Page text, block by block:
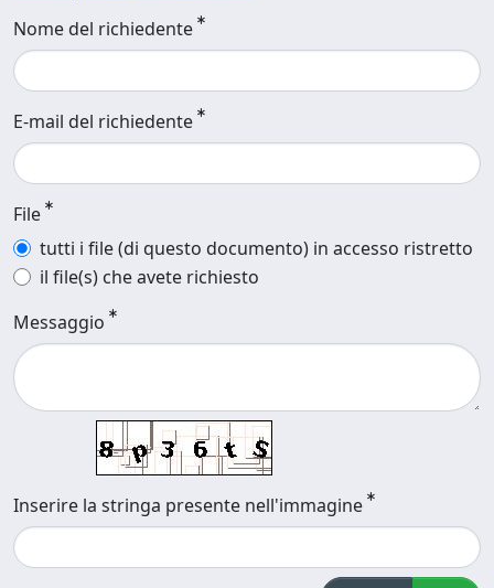
Nome del richiedente
E-mail del richiedente
File
tutti i file (di questo documento) in accesso ristretto
il file(s) che avete richiesto
Messaggio
Inserire la stringa presente nell'immagine